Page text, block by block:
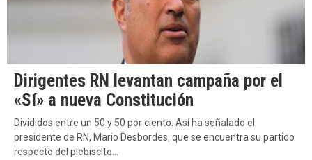
Dirigentes RN levantan campaña por el
«Sí» a nueva Constitución
Divididos entre un 50 y 50 por ciento. Así ha señalado el
presidente de RN, Mario Desbordes, que se encuentra su partido
respecto del plebiscito…